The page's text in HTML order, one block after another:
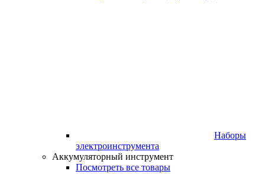
Наборы
электроинструмента
Аккумуляторный инструмент
Посмотреть все товары